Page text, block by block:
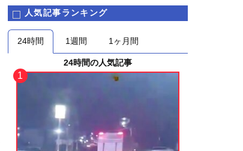
人気記事ランキング
24時間 1週間 1ヶ月間
24時間の人気記事